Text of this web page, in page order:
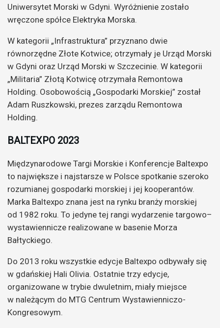
Uniwersytet Morski w Gdyni. Wyróżnienie zostało
wręczone spółce Elektryka Morska.
W kategorii „Infrastruktura” przyznano dwie
równorzędne Złote Kotwice; otrzymały je Urząd Morski
w Gdyni oraz Urząd Morski w Szczecinie. W kategorii
„Militaria” Złotą Kotwicę otrzymała Remontowa
Holding. Osobowością „Gospodarki Morskiej” został
Adam Ruszkowski, prezes zarządu Remontowa
Holding.
BALTEXPO 2023
Międzynarodowe Targi Morskie i Konferencje Baltexpo
to największe i najstarsze w Polsce spotkanie szeroko
rozumianej gospodarki morskiej i jej kooperantów.
Marka Baltexpo znana jest na rynku branży morskiej
od 1982 roku. To jedyne tej rangi wydarzenie targowo–
wystawiennicze realizowane w basenie Morza
Bałtyckiego.
Do 2013 roku wszystkie edycje Baltexpo odbywały się
w gdańskiej Hali Olivia. Ostatnie trzy edycje,
organizowane w trybie dwuletnim, miały miejsce
w należącym do MTG Centrum Wystawienniczo-
Kongresowym.